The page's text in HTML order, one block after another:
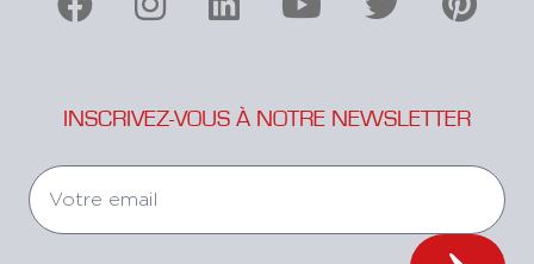
INSCRIVEZ-VOUS À NOTRE NEWSLETTER